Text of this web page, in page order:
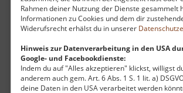
Rahmen deiner Nutzung der Dienste gesammelt
Informationen zu Cookies und dem dir
Widerufsrecht erhälst du in unserer
Hinweis zur Datenverarbeitung in den USA
Google- und Facebookdienste:
Indem du auf "Alles akzeptieren" klickst, willigst
anderem auch gem. Art. 6 Abs. 1 S. 1 lit. a)
deine Daten in den USA verarbeitet werden
Der ehemalige Bahnhof Mohorn ist
Sehnsuchtsort für alle, die ein Herz
goldene Ära der sächsischen